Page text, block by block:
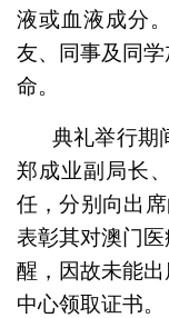
液或血液成分
友、同事及同
命。
典礼举行期
郑成业副局长
任，分别向出席
表彰其对澳门
醒，因故未能
中心领取证书。